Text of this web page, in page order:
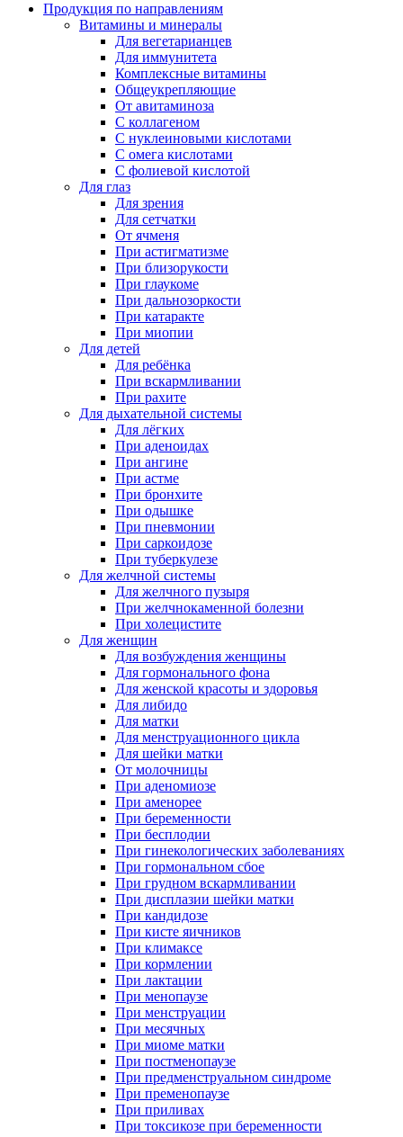
Продукция по направлениям
Витамины и минералы
Для вегетарианцев
Для иммунитета
Комплексные витамины
Общеукрепляющие
От авитаминоза
С коллагеном
С нуклеиновыми кислотами
С омега кислотами
С фолиевой кислотой
Для глаз
Для зрения
Для сетчатки
От ячменя
При астигматизме
При близорукости
При глаукоме
При дальнозоркости
При катаракте
При миопии
Для детей
Для ребёнка
При вскармливании
При рахите
Для дыхательной системы
Для лёгких
При аденоидах
При ангине
При астме
При бронхите
При одышке
При пневмонии
При саркоидозе
При туберкулезе
Для желчной системы
Для желчного пузыря
При желчнокаменной болезни
При холецистите
Для женщин
Для возбуждения женщины
Для гормонального фона
Для женской красоты и здоровья
Для либидо
Для матки
Для менструационного цикла
Для шейки матки
От молочницы
При аденомиозе
При аменорее
При беременности
При бесплодии
При гинекологических заболеваниях
При гормональном сбое
При грудном вскармливании
При дисплазии шейки матки
При кандидозе
При кисте яичников
При климаксе
При кормлении
При лактации
При менопаузе
При менструации
При месячных
При миоме матки
При постменопаузе
При предменструальном синдроме
При пременопаузе
При приливах
При токсикозе при беременности